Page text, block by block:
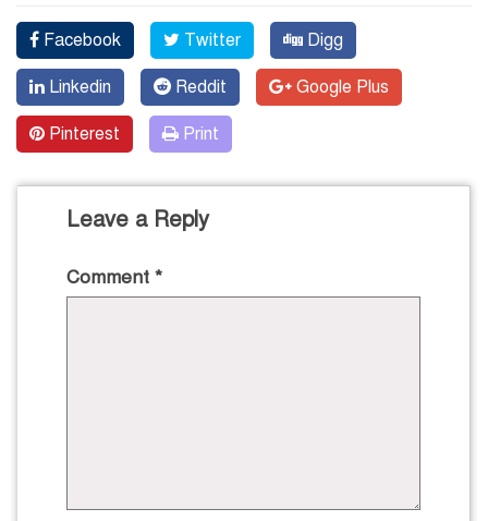
Facebook Twitter Digg
Linkedin Reddit Google Plus
Pinterest Print
Leave a Reply
Comment *